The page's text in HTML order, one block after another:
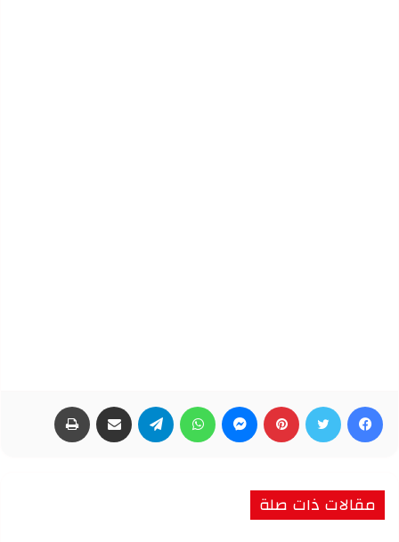
فيسبوك تويتر بينتيريست ماسنجر واتساب تيلقرام مشاركة عبر البريد
مقالات ذات صلة